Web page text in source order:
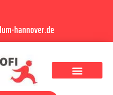
hannover.de